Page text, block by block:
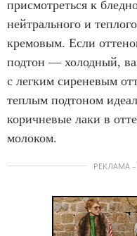
присмотреться к
нейтрального и
кремовым. Если
подтон — холодный,
с легким сиреневым
теплым подтоном
коричневые лаки в
молоком.
РЕКЛАМА